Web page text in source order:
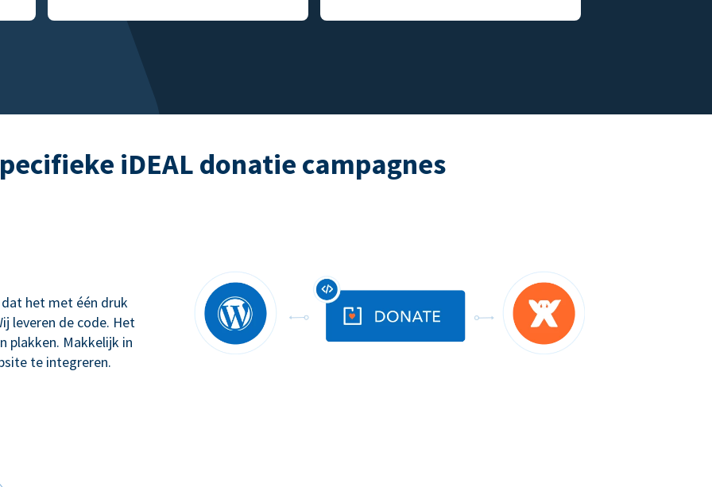
iDEAL donatie campagnes
het met één druk
leveren de code. Het
plakken. Makkelijk in
te integreren.